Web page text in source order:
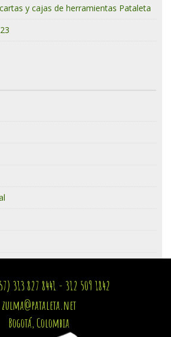
y cajas de herramientas Pataleta
313 827 8441 - 312 509 1842
zulma@pataleta.net
Bogotá, Colombia